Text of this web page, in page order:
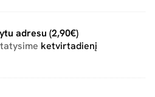
adresu (2,90€)
ketvirtadienį